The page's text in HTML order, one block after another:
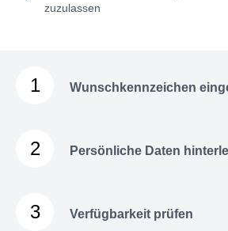
zuzulassen
1 Wunschkennzeichen
2 Persönliche Daten
3 Verfügbarkeit prüfen